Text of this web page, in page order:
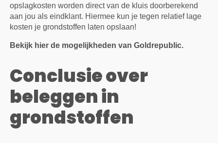
opslagkosten worden direct van de kluis doorberekend
aan jou als eindklant. Hiermee kun je tegen relatief lage
kosten je grondstoffen laten opslaan!
Bekijk hier de mogelijkheden van Goldrepublic.
Conclusie over
beleggen in
grondstoffen